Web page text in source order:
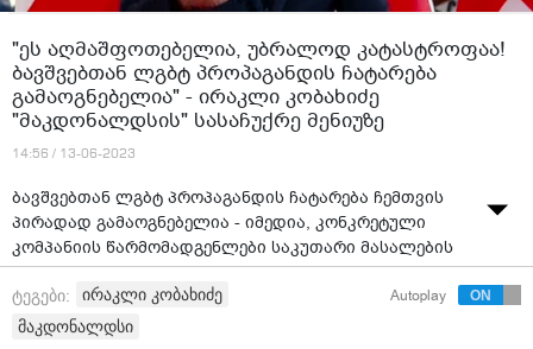
"ეს აღმაშფოთებელია, უბრალოდ კატასტროფაა!
ბავშვებთან ლგბტ პროპაგანდის ჩატარება
გამაოგნებელია" - ირაკლი კობახიძე
"მაკდონალდსის" სასაჩუქრე მენიუზე
14:56 / 13-06-2023
ბავშვებთან ლგბტ პროპაგანდის ჩატარება ჩემთვის
პირადად გამაოგნებელია - იმედია, კონკრეტული
კომპანიის წარმომადგენლები საკუთარი მასალების
შინაარსებს გადახედავენ, - ამის შესახებ „ქართული
ოცნების“ თავმჯდომარემ, ირაკლი კობახიძემ,
განაცხადა, რითაც გამოეხმაურა გავრცელებულ
ტეგები:
ირაკლი კობახიძე
მაკდონალდსი
Autoplay